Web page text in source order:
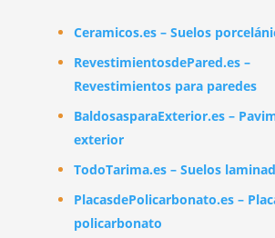
Ceramicos.es – Suelos
RevestimientosdePared.es –
Revestimientos para paredes
BaldosasparaExterior.es –
exterior
TodoTarima.es – Suelos
PlacasdePolicarbonato.es –
policarbonato